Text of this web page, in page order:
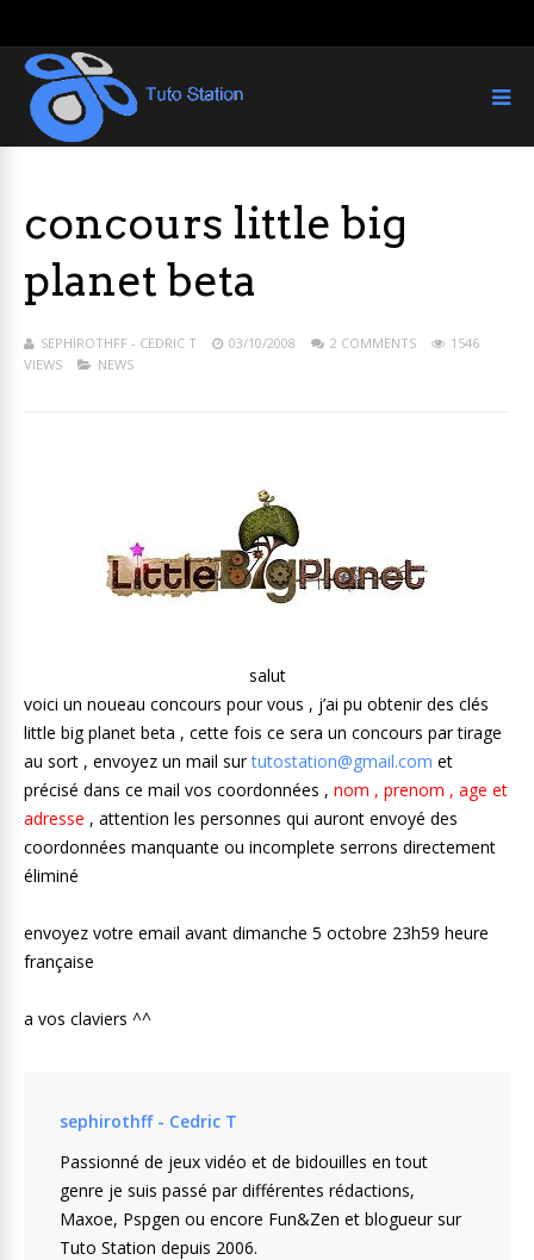
concours little big
planet beta
SEPHIROTHFF - CEDRIC T 03/10/2008 2 COMMENTS
1546
VIEWS
NEWS
salut
voici un noueau concours pour vous , j’ai pu obtenir des clés
little big planet beta , cette fois ce sera un concours par tirage
au sort , envoyez un mail surtutostation@gmail.com et
précisé dans ce mail vos coordonnées , nom , prenom , age et
adresse , attention les personnes qui auront envoyé des
coordonnées manquante ou incomplete serrons directement
éliminé
envoyez votre email avant dimanche 5 octobre 23h59 heure
française
a vos claviers ^^
sephirothff - Cedric T
Passionné de jeux vidéo et de bidouilles en tout
genre je suis passé par différentes rédactions,
Maxoe, Pspgen ou encore Fun&Zen et blogueur sur
Tuto Station depuis 2006.